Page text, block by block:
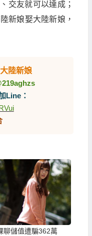
交友就可以達成；
新娘娶大陸新娘，
陸新娘
Line：
聊儲值遭騙362萬